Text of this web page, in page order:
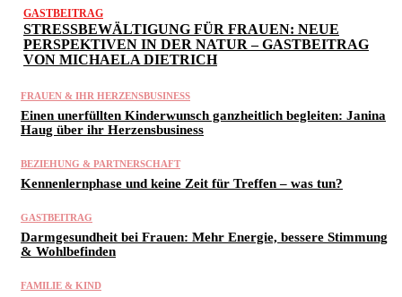
GASTBEITRAG
STRESSBEWÄLTIGUNG FÜR FRAUEN: NEUE
PERSPEKTIVEN IN DER NATUR – GASTBEITRAG
VON MICHAELA DIETRICH
FRAUEN & IHR HERZENSBUSINESS
Einen unerfüllten Kinderwunsch ganzheitlich begleiten: Janina
Haug über ihr Herzensbusiness
BEZIEHUNG & PARTNERSCHAFT
Kennenlernphase und keine Zeit für Treffen – was tun?
GASTBEITRAG
Darmgesundheit bei Frauen: Mehr Energie, bessere Stimmung
& Wohlbefinden
FAMILIE & KIND